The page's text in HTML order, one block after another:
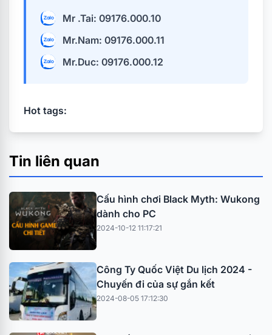
Tin liên quan
Cấu hình chơi Black Myth: Wukong
dành cho PC
2024-10-12 11:17:21
Công Ty Quốc Việt Du lịch 2024 -
Chuyến đi của sự gắn kết
2024-08-05 17:12:30
Mr .Tai: 09176.000.10
Mr.Nam: 09176.000.11
Mr.Duc: 09176.000.12
Hot tags: